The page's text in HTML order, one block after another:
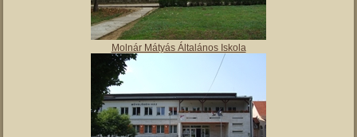
Tavirózsa Óvoda